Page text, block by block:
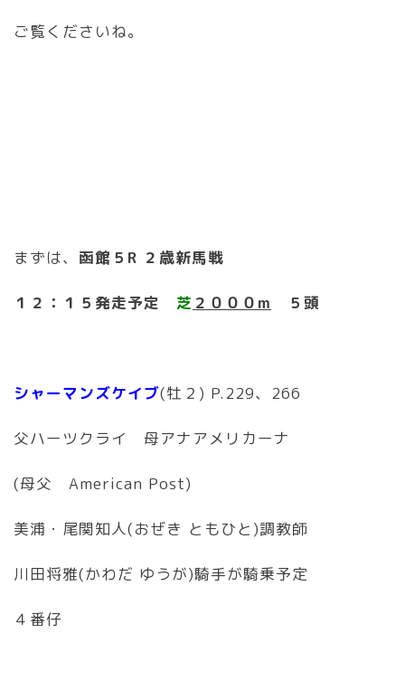
ご覧くださいね。
まずは、 函館５R ２歳新馬戦
１２：１５発走予定 芝 ２０００m ５頭
シャーマンズケイブ(牡２) P.229、266
父ハーツクライ 母アナアメリカーナ
(母父 American Post)
美浦・尾関知人(おぜき ともひと)調教師
川田将雅(かわだ ゆうが)騎手が騎乗予定
４番仔